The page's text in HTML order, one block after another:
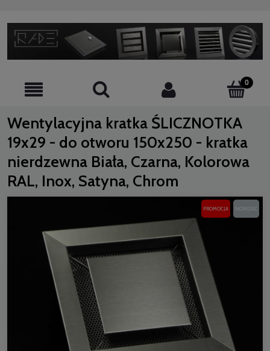
Wentylacyjna kratka ŚLICZNOTKA
19x29 - do otworu 150x250 - kratka
nierdzewna Biała, Czarna, Kolorowa
RAL, Inox, Satyna, Chrom
PROMOCJA NOWOŚĆ